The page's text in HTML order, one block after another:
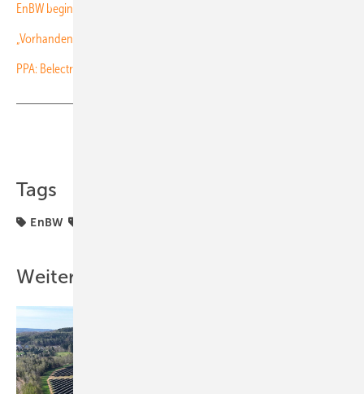
EnBW beginnt Bau eines förderfreien Solarkraftwerks in Brandenburg
„Vorhandene Tec hnik nut zen”
PPA: Belectric baut Solarpark mit sechs Megawatt
Tags
EnBW
Weitere Inhalte